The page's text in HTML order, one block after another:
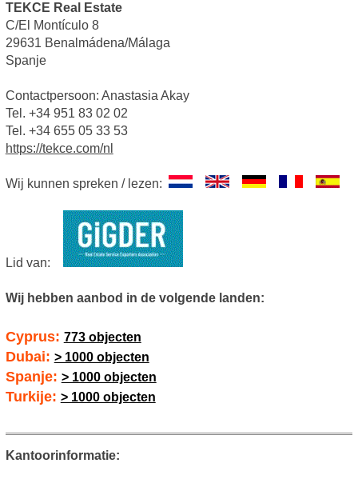
TEKCE Real Estate
C/El Montículo 8
29631 Benalmádena/Málaga
Spanje
Contactpersoon: Anastasia Akay
Tel. +34 951 83 02 02
Tel. +34 655 05 33 53
https://tekce.com/nl
Wij kunnen spreken / lezen:
Lid van:
Wij hebben aanbod in de volgende landen:
Cyprus: 773 objecten
Dubai: > 1000 objecten
Spanje: > 1000 objecten
Turkije: > 1000 objecten
Kantoorinformatie: